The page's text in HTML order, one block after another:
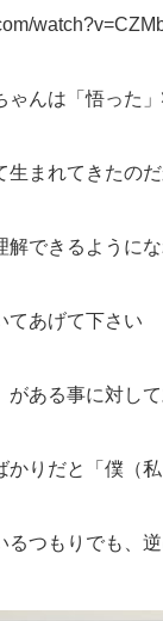
ゃんは「悟った
まれてきたの
解できるように
てあげて下さい
がある事に対し
かりだと「僕（
るつもりでも、